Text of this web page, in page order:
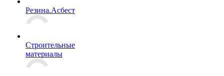
Резина.Асбест
Строительные
материалы